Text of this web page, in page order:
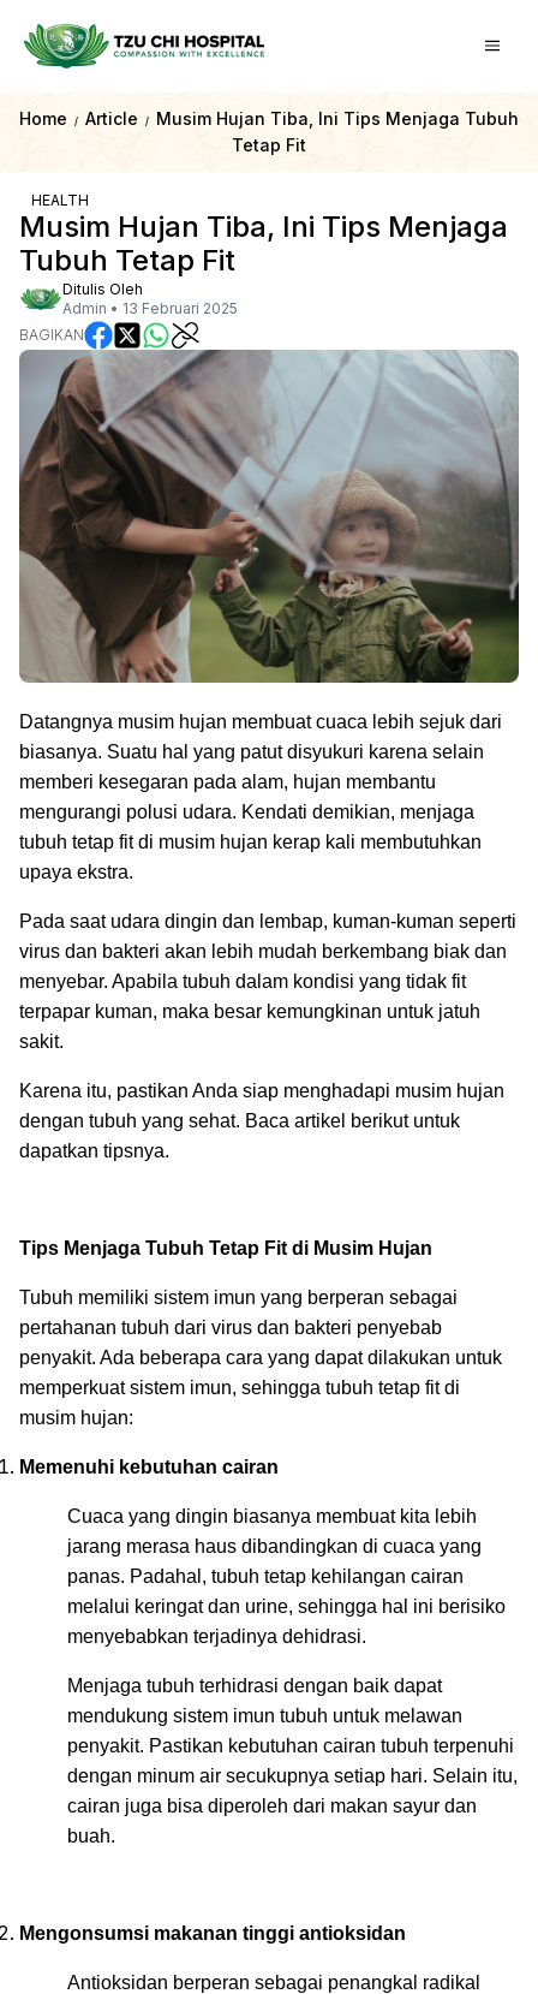
Home / Article /
Musim Hujan Tiba, Ini Tips Menjaga Tubuh
Tetap Fit
HEALTH
Musim Hujan Tiba, Ini Tips Menjaga
Tubuh Tetap Fit
Ditulis Oleh
Admin • 13 Februari 2025
BAGIKAN
Datangnya musim hujan membuat cuaca lebih sejuk dari
biasanya. Suatu hal yang patut disyukuri karena selain
memberi kesegaran pada alam, hujan membantu
mengurangi polusi udara. Kendati demikian, menjaga
tubuh tetap fit di musim hujan kerap kali membutuhkan
upaya ekstra.
Pada saat udara dingin dan lembap, kuman-kuman seperti
virus dan bakteri akan lebih mudah berkembang biak dan
menyebar. Apabila tubuh dalam kondisi yang tidak fit
terpapar kuman, maka besar kemungkinan untuk jatuh
sakit.
Karena itu, pastikan Anda siap menghadapi musim hujan
dengan tubuh yang sehat. Baca artikel berikut untuk
dapatkan tipsnya.
Tips Menjaga Tubuh Tetap Fit di Musim Hujan
Tubuh memiliki sistem imun yang berperan sebagai
pertahanan tubuh dari virus dan bakteri penyebab
penyakit. Ada beberapa cara yang dapat dilakukan untuk
memperkuat sistem imun, sehingga tubuh tetap fit di
musim hujan:
Memenuhi kebutuhan cairan
Cuaca yang dingin biasanya membuat kita lebih
jarang merasa haus dibandingkan di cuaca yang
panas. Padahal, tubuh tetap kehilangan cairan
melalui keringat dan urine, sehingga hal ini berisiko
menyebabkan terjadinya dehidrasi.
Menjaga tubuh terhidrasi dengan baik dapat
mendukung sistem imun tubuh untuk melawan
penyakit. Pastikan kebutuhan cairan tubuh terpenuhi
dengan minum air secukupnya setiap hari. Selain itu,
cairan juga bisa diperoleh dari makan sayur dan
buah.
Mengonsumsi makanan tinggi antioksidan
Antioksidan berperan sebagai penangkal radikal